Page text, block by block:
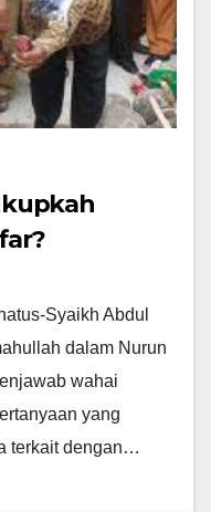
Syaikh Abdul
dalam Nurun
wahai
yang
terkait dengan…